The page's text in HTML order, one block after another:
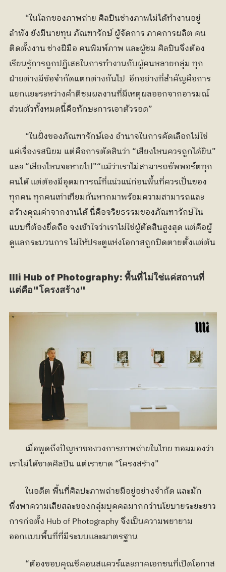
ลำพัง ยังมีนายทุน ภัณฑารักษ์ ผู้จัดการ ภาคการผลิต คน
ติดตั้งงาน ช่างฝีมือ คนพิมพ์ภาพ และผู้ชม ศิลปินจึงต้อง
เรียนรู้การถูกปฏิเสธในการทำงานกับผู้คนหลายกลุ่ม ทุก
ฝ่ายต่างมีข้อจำกัดแตกต่างกันไป  อีกอย่างที่สำคัญคือการ
แยกแยะระหว่างคำติชมผลงานที่มีเหตุผลออกจากอารมณ์
ส่วนตัวทั้งหมดนี้คือทักษะการเอาตัวรอด”
แค่เรื่องรสนิยม แต่คือการตัดสินว่า “เสียงไหนควรถูกได้ยิน”
และ “เสียงไหนจะหายไป”“แม้ว่าเราไม่สามารถซัพพอร์ตทุก
คนได้ แต่ต้องมีอุดมการณ์ที่แน่วแน่ก่อนพื้นที่ควรเป็นของ
ทุกคน ทุกคนเท่าเทียมกันหากมาพร้อมความสามารถและ
สร้างคุณค่าจากงานได้ นี่คือจริยธรรมของภัณฑารักษ์ใน
แบบที่ต้องยึดถือ จงเข้าใจว่าเราไม่ใช่ผู้ตัดสินสูงสุด แต่คือผู้
ดูแลกระบวนการ ไม่ให้ประตูแห่งโอกาสถูกปิดตายตั้งแต่ต้น
llli Hub of Photography: พื้นที่ไม่ใช่แค่สถานที่
แต่คือ"โครงสร้าง"
เราไม่ได้ขาดศิลปิน แต่เราขาด “โครงสร้าง”
พึ่งพาความเสียสละของกลุ่มบุคคลมากกว่านโยบายระยะยาว
การก่อตั้ง Hub of Photography จึงเป็นความพยายาม
ออกแบบพื้นที่ที่มีระบบและมาตรฐาน